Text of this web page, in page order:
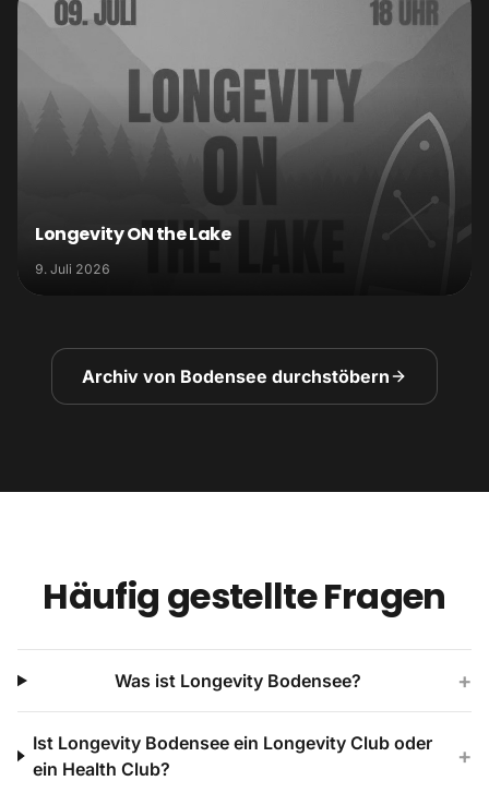
Longevity ON the Lake
9. Juli 2026
Archiv von Bodensee durchstöbern
Häufig gestellte Fragen
Was ist Longevity Bodensee? +
Ist Longevity Bodensee ein Longevity Club oder
ein Health Club?
+